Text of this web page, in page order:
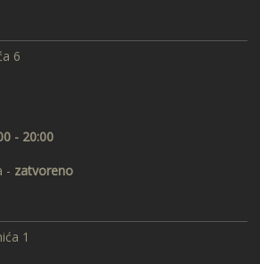
6
- 20:00
- zatvoreno
1